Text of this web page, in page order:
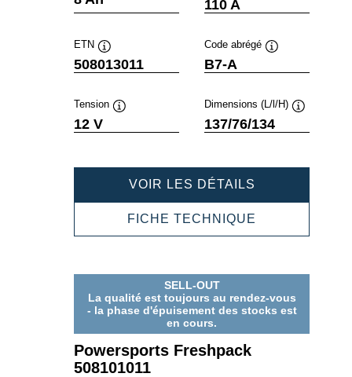
110 A
ETN
Infobulle
508013011
Code abrégé
B7-A
Tension
12 V
Dimensions (L/l/H)
137/76/134
VOIR LES DÉTAILS
508013011
FICHE TECHNIQUE
SELL-OUT
La qualité est toujours au rendez-vous
- la phase d'épuisement des stocks est
en cours.
Powersports Freshpack
508101011